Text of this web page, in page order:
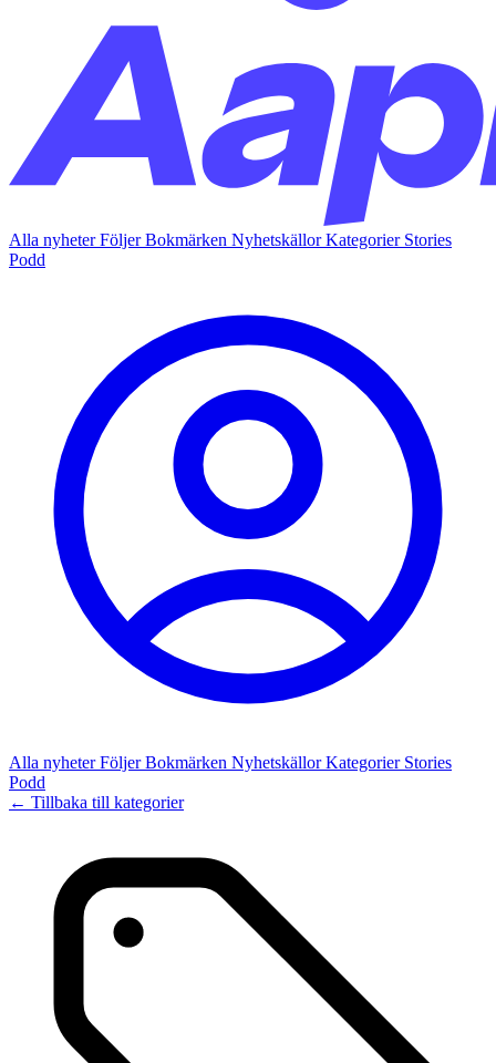
Alla nyheterFöljerBokmärken NyhetskällorKategorier Stories
Podd
Alla nyheterFöljerBokmärken NyhetskällorKategorier Stories
Podd
← Tillbaka till kategorier